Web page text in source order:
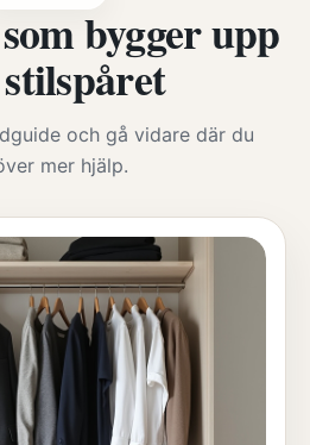
bygger upp
och gå vidare där du
mer hjälp.